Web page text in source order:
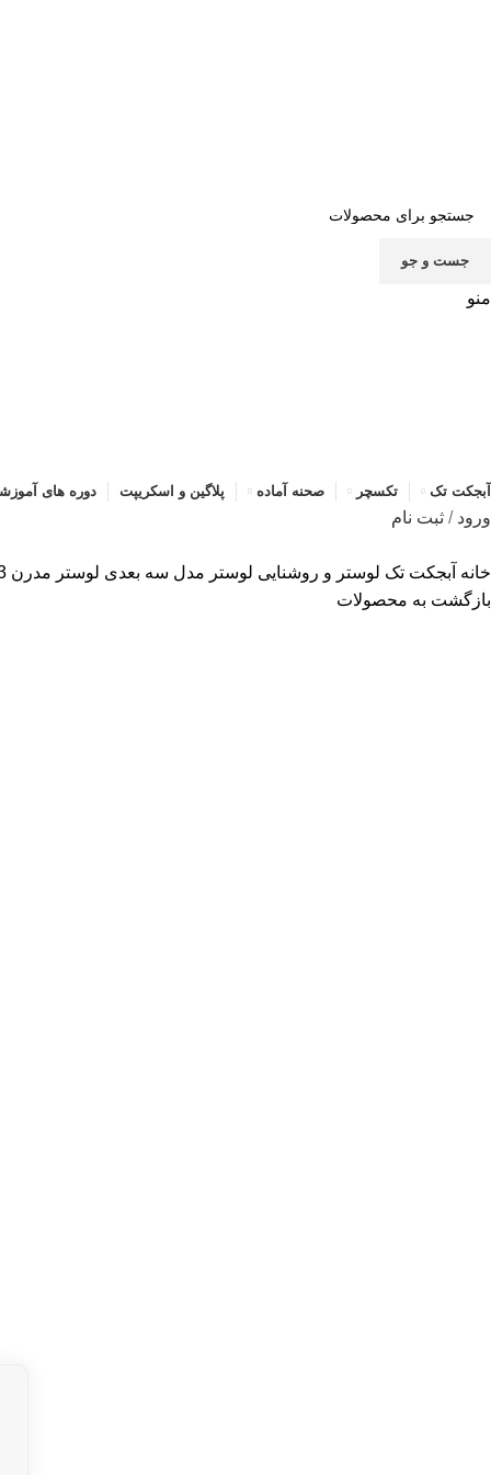
جست و جو
منو
آبجکت تک تکسچر صحنه آماده پلاگین و اسکریپت دوره های
ورود / ثبت نام
خانه آبجکت تک لوستر و روشنایی لوستر مدل سه بعدی لوستر مدرن 0003
بازگشت به محصولات